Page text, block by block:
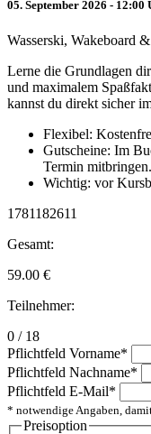
05. September 2026 -
Wasserski, Wakeboard
Lerne die Grundlagen
und maximalem
kannst du direkt sicher
Flexibel:
Gutscheine: Im
Termin mitbringen.
Wichtig: vor
1781182611
Gesamt:
59.00 €
Teilnehmer:
0 / 18
Pflichtfeld Vorname*
Pflichtfeld Nachname*
Pflichtfeld E-Mail*
* notwendige Angaben,
Preisoption